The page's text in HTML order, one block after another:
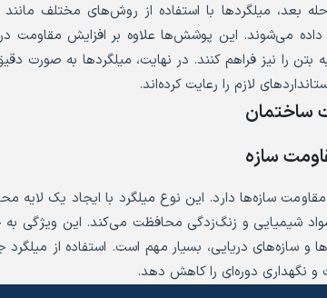
بعد، میلگردها با استفاده از روش‌های مختلف
می‌شوند. این پوشش‌ها علاوه بر افزایش مقاومت در
را نیز فراهم کنند. در نهایت، میلگردها به صورت
لازم را رعایت کرده‌اند.
ساختمان
سازه
سازه‌ها دارد. این نوع میلگرد با ایجاد یک لایه
شیمیایی و زنگ‌زدگی محافظت می‌کند. این ویژگی
و سازه‌های دریایی، بسیار مهم است. استفاده از
و نگهداری دوره‌ای را کاهش دهد.